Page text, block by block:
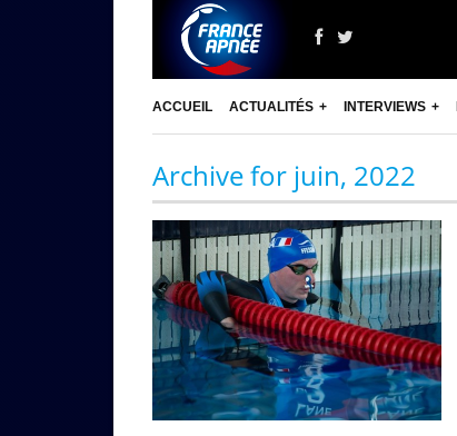
ACCUEIL ACTUALITÉS INTERVIEWS
Archive for juin, 2022